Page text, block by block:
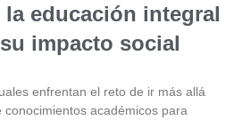
educación integral
impacto social
enfrentan el reto de ir más allá
académicos para